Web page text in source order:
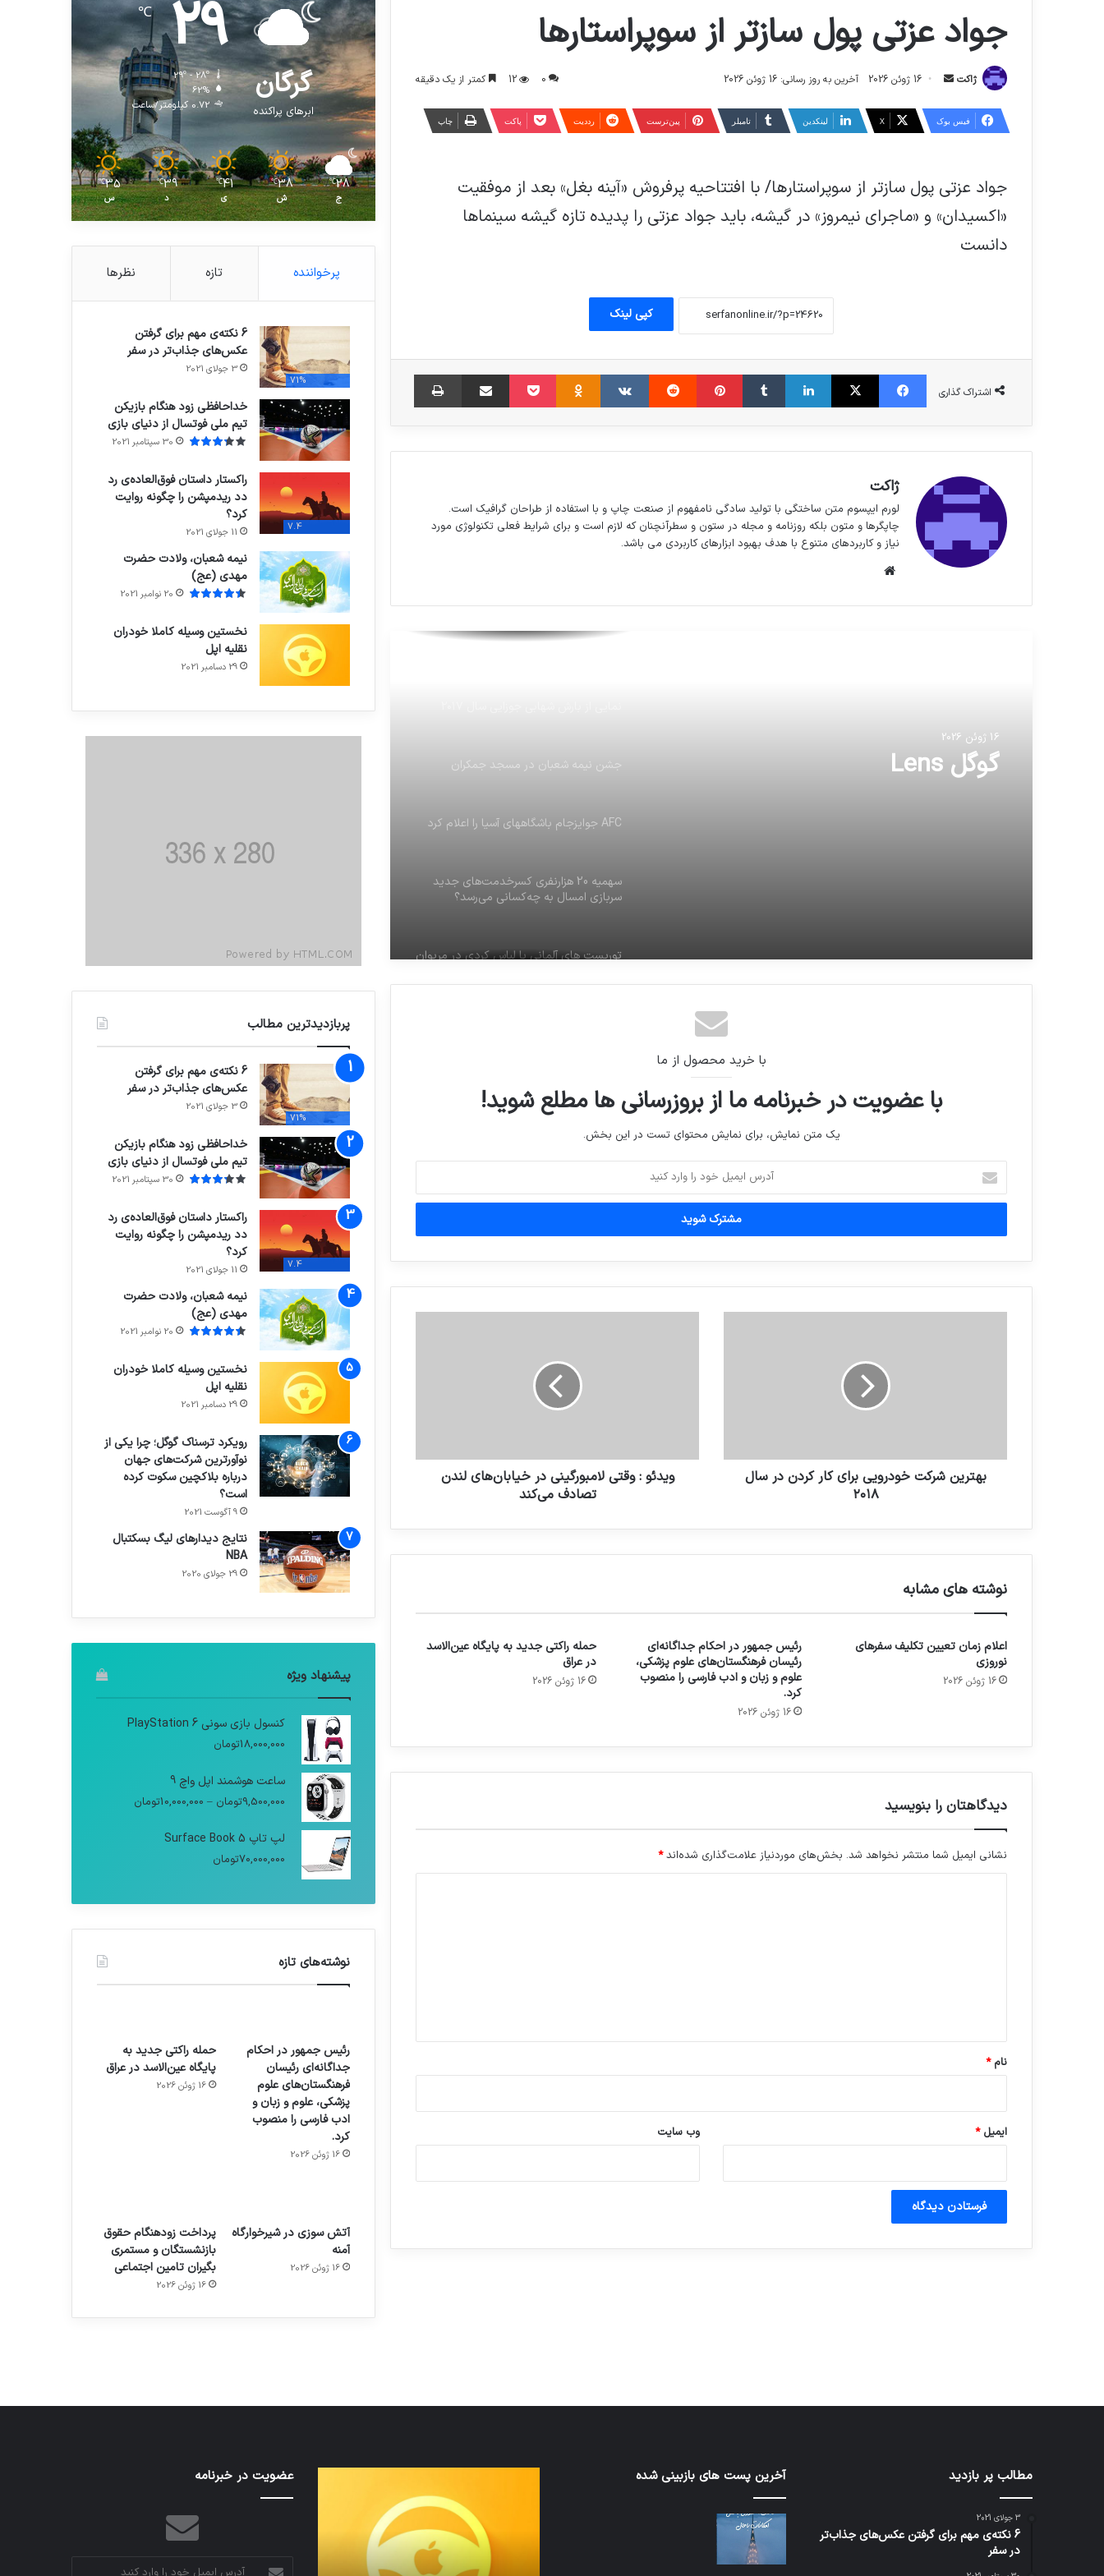
جواد عزتی پول سازتر از سوپراستارها
ژاکت
ارسال 16 ژوئن 2026 آخرین به روز رسانی: 16 ژوئن 2026 0
12 کمتر از یک دقیقه
فیس بوک X لینکدین ‫تامبلر ‫پین‌ترست ‫رددیت پاکت چاپ
جواد عزتی پول سازتر از سوپراستارها/ با افتتاحیه پرفروش «آینه بغل» بعد از موفقیت
«اکسیدان» و «ماجرای نیمروز» در گیشه، باید جواد عزتی را پدیده تازه گیشه سینماها
دانست
کپی لینک
اشتراک گذاری
فیس بوک X لینکدین ‫تامبلر ‫پین‌ترست ‫رددیت ‫VKontakte
‫Odnoklassniki
پاکت اشتراک گذاری از طریق ایمیل چاپ
ژاکت
لورم ایپسوم متن ساختگی با تولید سادگی نامفهوم از صنعت چاپ و با استفاده از طراحان گرافیک است.
چاپگرها و متون بلکه روزنامه و مجله در ستون و سطرآنچنان که لازم است و برای شرایط فعلی تکنولوژی مورد
نیاز و کاربردهای متنوع با هدف بهبود ابزارهای کاربردی می باشد.
16 ژوئن 2026
گوگل Lens
توریست های آلمانی با لباس کردی در مریوان
جشن نیمه شعبان در مسجد جمکران
سهمیه 20 هزارنفری کسرخدمت‌های جدید
سربازی امسال به چه‌کسانی می‌رسد؟
جشن نیمه شعبان در مسجد جمکران
AFC جوایزجام باشگاههاي آسيا را اعلام کرد
سهمیه 20 هزارنفری کسرخدمت‌های جدید
سربازی امسال به چه‌کسانی می‌رسد؟
توریست های آلمانی با لباس کردی در مریوان
جشن نیمه شعبان در مسجد جمکران
با خرید محصول از ما
با عضویت در خبرنامه ما از بروزرسانی ها مطلع شوید!
یک متن نمایش، برای نمایش محتوای تست در این بخش.
آدرس
ایمیل
خود
وارد
بهترین شرکت خودرویی برای کار کردن در سال
۲۰۱۸
ویدئو : وقتی لامبورگینی در خیابان‌های لندن
تصادف می‌کند
نوشته های مشابه
اعلام زمان تعیین تکلیف سفرهای
نوروزی
16 ژوئن 2026
رئیس جمهور در احکام جداگانه‌ای
رئیسان فرهنگستان‌های علوم پزشکی،
علوم و زبان و ادب فارسی را منصوب
کرد.
16 ژوئن 2026
حمله راکتی جدید به پایگاه عین‌الاسد
در عراق
16 ژوئن 2026
دیدگاهتان را بنویسید
نشانی ایمیل شما منتشر نخواهد شد. بخش‌های موردنیاز علامت‌گذاری شده‌اند*
نام*
ایمیل* وب‌ سایت
گرگان
ابرهای پراکنده
29
℃
29º - 28º
62%
0.72 کیلومتر/ساعت
28
℃
ج
38
℃
ش
41
℃
ی
39
℃
د
35
℃
س
پرخواننده تازه نظرها
71%
6 نکته‌ی مهم برای گرفتن
عکس‌های جذاب‌تر در سفر
3 جولای 2021
خداحافظی زود هنگام بازیکن
تیم ملی فوتسال از دنیای بازی
30 سپتامبر 2021
7.4
راکستار داستان فوق‌العاده‌ی رد
دد ریدمپشن را چگونه روایت
کرد؟
11 جولای 2021
نیمه شعبان، ولادت حضرت
مهدی (عج)
20 نوامبر 2021
نخستین وسیله کاملا خودران
نقلیه اپل
29 دسامبر 2021
پربازدیدترین مطالب
71%
6 نکته‌ی مهم برای گرفتن
عکس‌های جذاب‌تر در سفر
3 جولای 2021
خداحافظی زود هنگام بازیکن
تیم ملی فوتسال از دنیای بازی
30 سپتامبر 2021
7.4
راکستار داستان فوق‌العاده‌ی رد
دد ریدمپشن را چگونه روایت
کرد؟
11 جولای 2021
نیمه شعبان، ولادت حضرت
مهدی (عج)
20 نوامبر 2021
نخستین وسیله کاملا خودران
نقلیه اپل
29 دسامبر 2021
رویکرد ترسناک گوگل؛ چرا یکی از
نوآورترین شرکت‌های جهان
درباره بلاکچین سکوت کرده
است؟
9 آگوست 2021
نتایج دیدار‌های لیگ بسکتبال
NBA
29 جولای 2020
پیشنهاد ویژه
کنسول بازی سونی PlayStation 6
18,000,000تومان
ساعت هوشمند اپل واچ 9
9,500,000تومان –
10,000,000تومان
لپ تاپ Surface Book 5
70,000,000تومان
نوشته‌های تازه
رئیس جمهور در احکام
جداگانه‌ای رئیسان
فرهنگستان‌های علوم
پزشکی، علوم و زبان و
ادب فارسی را منصوب
کرد.
16 ژوئن 2026
حمله راکتی جدید به
پایگاه عین‌الاسد در عراق
16 ژوئن 2026
آتش سوزی در شیرخوارگاه
آمنه
16 ژوئن 2026
پرداخت زودهنگام حقوق
بازنشستگان و مستمری
بگیران تامین اجتماعی
16 ژوئن 2026
هدفون های 2023
مطالب پر بازدید
3 جولای 2021
6 نکته‌ی مهم برای گرفتن عکس‌های جذاب‌تر
در سفر
آخرین پست های بازبینی شده
شبکه
می‌تواند
سقوط
کدام
پیام‌رسان
اطلاعات
کاربران
را
عضویت در خبرنامه
آدرس